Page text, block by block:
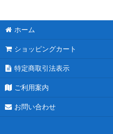
ホーム
ショッピングカート
特定商取引法表示
ご利用案内
お問い合わせ